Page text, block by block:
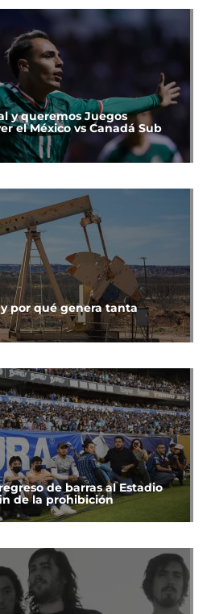
y queremos Juegos
el México vs Canadá Sub
y por qué genera tanta
de barras al Estadio
de la prohibición